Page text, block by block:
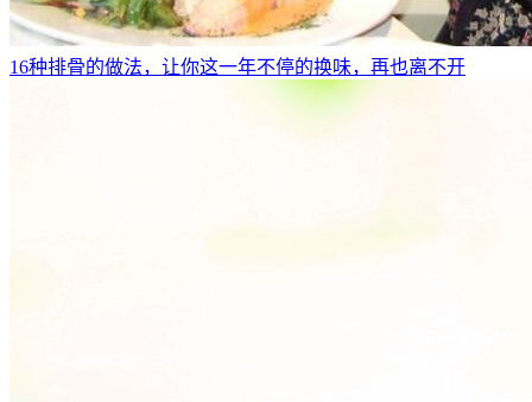
16种排骨的做法，让你这一年不停的换味，再也离不开